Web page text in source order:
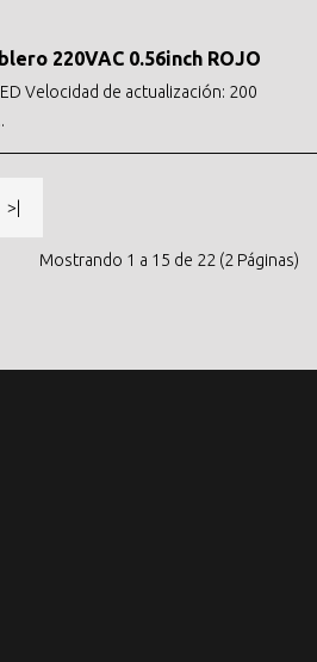
220VAC 0.56inch ROJO
Velocidad de actualización: 200
>|
Mostrando 1 a 15 de 22 (2 Páginas)